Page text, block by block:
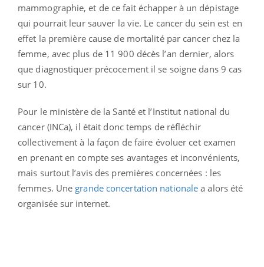
mammographie, et de ce fait échapper à un dépistage
qui pourrait leur sauver la vie. Le cancer du sein est en
effet la première cause de mortalité par cancer chez la
femme, avec plus de 11 900 décès l’an dernier, alors
que diagnostiquer précocement il se soigne dans 9 cas
sur 10.
Pour le ministère de la Santé et l’Institut national du
cancer (INCa), il était donc temps de réfléchir
collectivement à la façon de faire évoluer cet examen
en prenant en compte ses avantages et inconvénients,
mais surtout l’avis des premières concernées : les
femmes. Une grande concertation nationale a alors été
organisée sur internet.